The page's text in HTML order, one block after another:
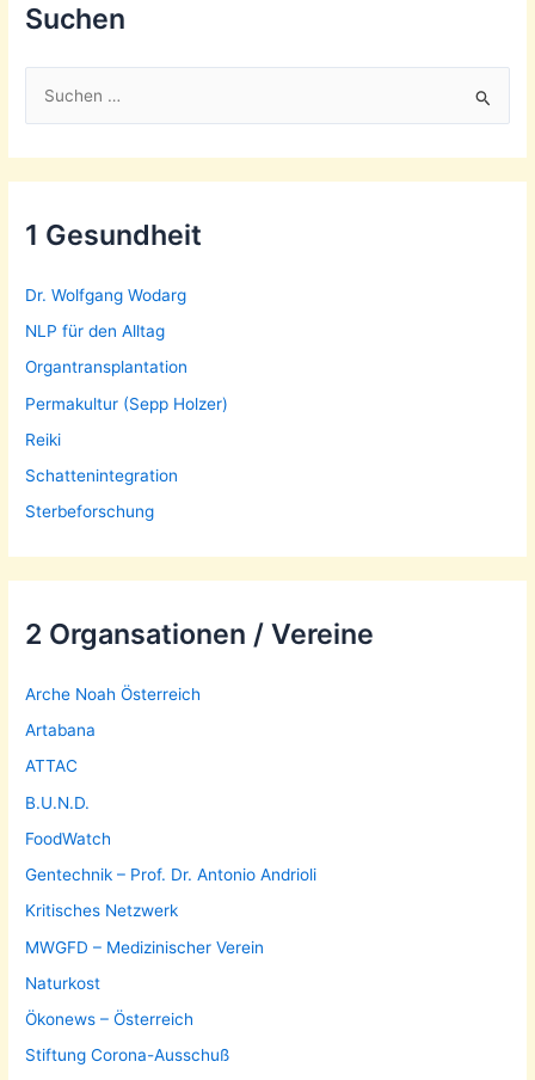
Suchen
h
n
a
c
h
:
1 Gesundheit
Dr. Wolfgang Wodarg
NLP für den Alltag
Organtransplantation
Permakultur (Sepp Holzer)
Reiki
Schattenintegration
Sterbeforschung
2 Organsationen / Vereine
Arche Noah Österreich
Artabana
ATTAC
B.U.N.D.
FoodWatch
Gentechnik – Prof. Dr. Antonio Andrioli
Kritisches Netzwerk
MWGFD – Medizinischer Verein
Naturkost
Ökonews – Österreich
Stiftung Corona-Ausschuß